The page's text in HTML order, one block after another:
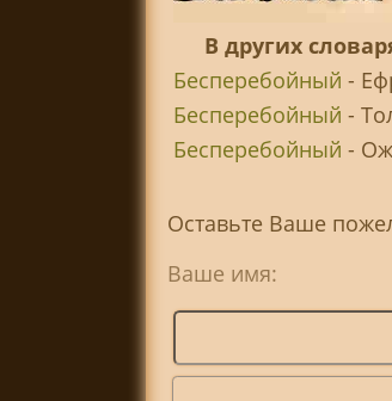
В других
Бесперебойный -
Бесперебойный -
Бесперебойный -
Оставьте Ваше
Ваше имя: